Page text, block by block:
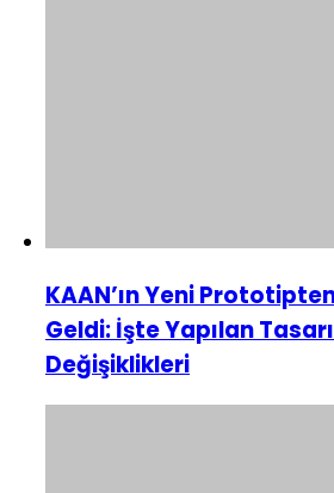
KAAN’ın Yeni
Geldi: İşte Yapılan
Değişiklikleri